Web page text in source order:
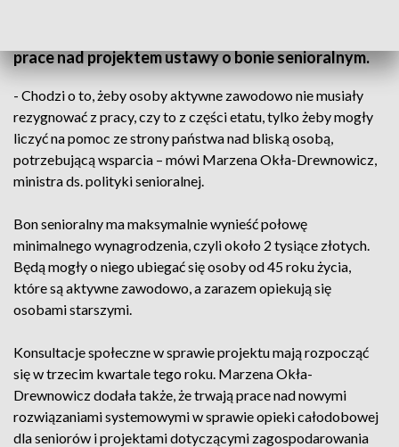
prace nad projektem ustawy o bonie senioralnym.
- Chodzi o to, żeby osoby aktywne zawodowo nie musiały
rezygnować z pracy, czy to z części etatu, tylko żeby mogły
liczyć na pomoc ze strony państwa nad bliską osobą,
potrzebującą wsparcia – mówi Marzena Okła-Drewnowicz,
ministra ds. polityki senioralnej.
Bon senioralny ma maksymalnie wynieść połowę
minimalnego wynagrodzenia, czyli około 2 tysiące złotych.
Będą mogły o niego ubiegać się osoby od 45 roku życia,
które są aktywne zawodowo, a zarazem opiekują się
osobami starszymi.
Konsultacje społeczne w sprawie projektu mają rozpocząć
się w trzecim kwartale tego roku. Marzena Okła-
Drewnowicz dodała także, że trwają prace nad nowymi
rozwiązaniami systemowymi w sprawie opieki całodobowej
dla seniorów i projektami dotyczącymi zagospodarowania